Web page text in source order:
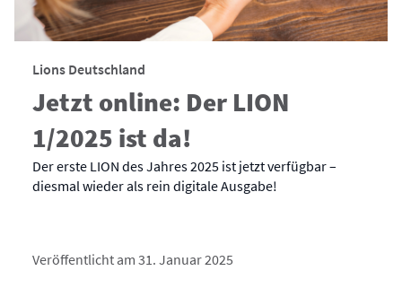
Lions Deutschland
Jetzt online: Der LION
1/2025 ist da!
Der erste LION des Jahres 2025 ist jetzt verfügbar –
diesmal wieder als rein digitale Ausgabe!
Veröffentlicht am 31. Januar 2025